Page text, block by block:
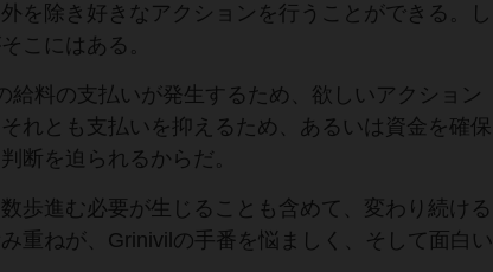
を除き好きなアクションを行うことができる。し
こにはある。
給料の支払いが発生するため、欲しいアクション
れとも支払いを抑えるため、あるいは資金を確保
断を迫られるからだ。
歩進む必要が生じることも含めて、変わり続ける
重ねが、Grinivilの手番を悩ましく、そして面白い